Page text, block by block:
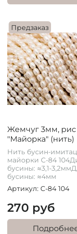
Предзаказ
Жемчуг 3мм, рис
"Майорка" (нить)
Нить бусин-
майорки C-84
бусины: ≈3,1-
бусины: ≈4мм
Артикул: C-84 104
270 руб